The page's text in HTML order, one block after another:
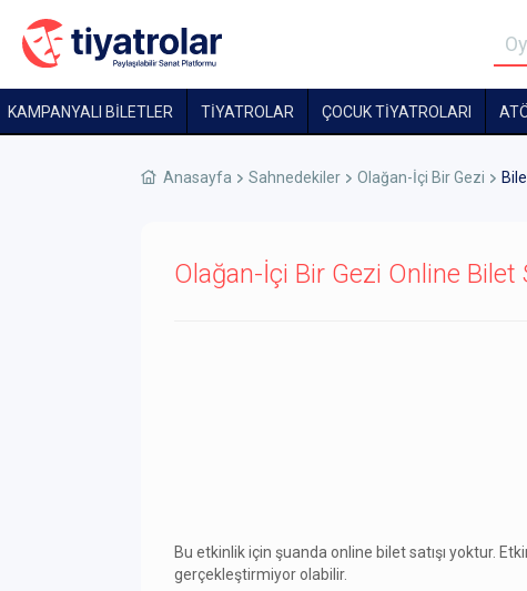
KAMPANYALI BİLETLER TİYATROLAR ÇOCUK TIYATROLARI
Anasayfa Sahnedekiler Olağan-İçi Bir Gezi
Olağan-İçi Bir Gezi Online Bilet
Bu etkinlik için şuanda online bilet satışı yoktur.
gerçekleştirmiyor olabilir.